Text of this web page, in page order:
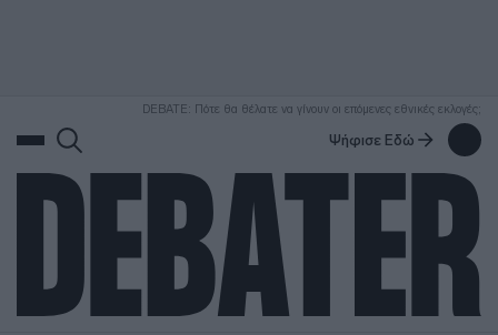
DEBATE: Πότε θα θέλατε να γίνουν οι επόμενες εθνικές εκλογές;
Ψήφισε Εδώ